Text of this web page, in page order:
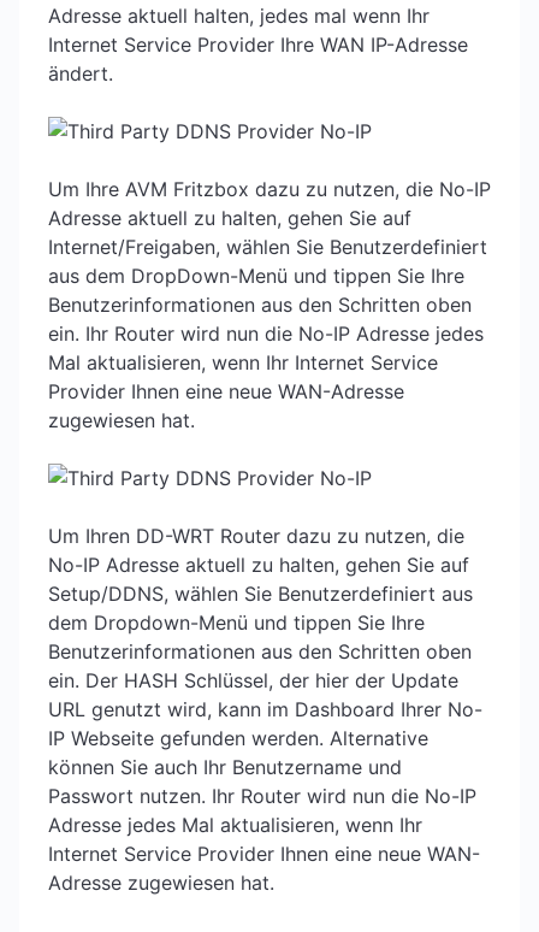
Adresse aktuell halten, jedes mal wenn Ihr
Internet Service Provider Ihre WAN IP-Adresse
ändert.
Um Ihre AVM Fritzbox dazu zu nutzen, die No-IP
Adresse aktuell zu halten, gehen Sie auf
Internet/Freigaben, wählen Sie Benutzerdefiniert
aus dem DropDown-Menü und tippen Sie Ihre
Benutzerinformationen aus den Schritten oben
ein. Ihr Router wird nun die No-IP Adresse jedes
Mal aktualisieren, wenn Ihr Internet Service
Provider Ihnen eine neue WAN-Adresse
zugewiesen hat.
Um Ihren DD-WRT Router dazu zu nutzen, die
No-IP Adresse aktuell zu halten, gehen Sie auf
Setup/DDNS, wählen Sie Benutzerdefiniert aus
dem Dropdown-Menü und tippen Sie Ihre
Benutzerinformationen aus den Schritten oben
ein. Der HASH Schlüssel, der hier der Update
URL genutzt wird, kann im Dashboard Ihrer No-
IP Webseite gefunden werden. Alternative
können Sie auch Ihr Benutzername und
Passwort nutzen. Ihr Router wird nun die No-IP
Adresse jedes Mal aktualisieren, wenn Ihr
Internet Service Provider Ihnen eine neue WAN-
Adresse zugewiesen hat.